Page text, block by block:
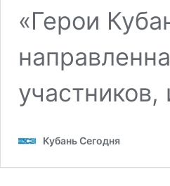
«Герои
Кубань Сегодня